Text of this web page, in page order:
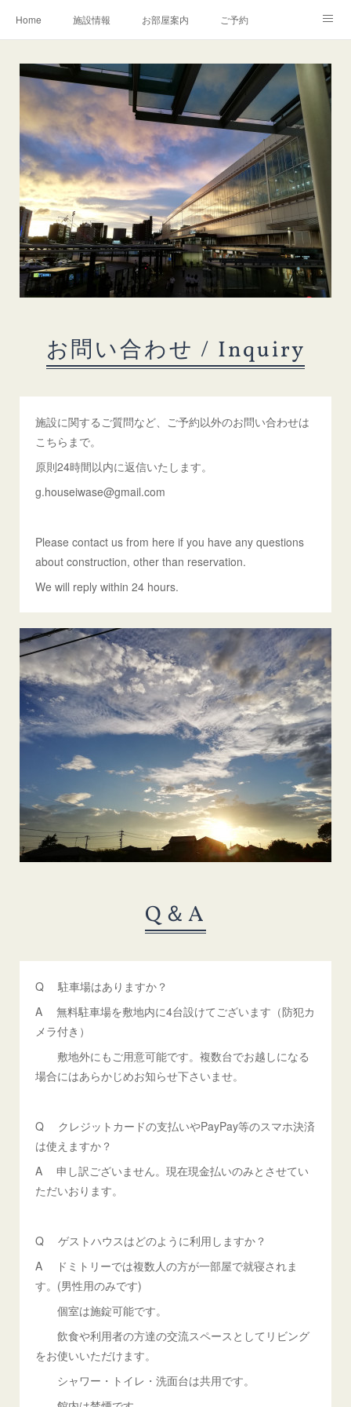
Home 施設情報 お部屋案内 ご予約
お問い合わせ／Q&A
お問い合わせ / Inquiry
施設に関するご質問など、ご予約以外のお問い合わせは
こちらまで。
原則24時間以内に返信いたします。
g.houseiwase@gmail.com
Please contact us from here if you have any questions
about construction, other than reservation.
We will reply within 24 hours.
Q＆A
Q 駐車場はありますか？
A 無料駐車場を敷地内に4台設けてございます（防犯カ
メラ付き）
敷地外にもご用意可能です。複数台でお越しになる
場合にはあらかじめお知らせ下さいませ。
Q クレジットカードの支払いやPayPay等のスマホ決済
は使えますか？
A 申し訳ございません。現在現金払いのみとさせてい
ただいおります。
Q ゲストハウスはどのように利用しますか？
A ドミトリーでは複数人の方が一部屋で就寝されま
す。(男性用のみです)
個室は施錠可能です。
飲食や利用者の方達の交流スペースとしてリビング
をお使いいただけます。
シャワー・トイレ・洗面台は共用です。